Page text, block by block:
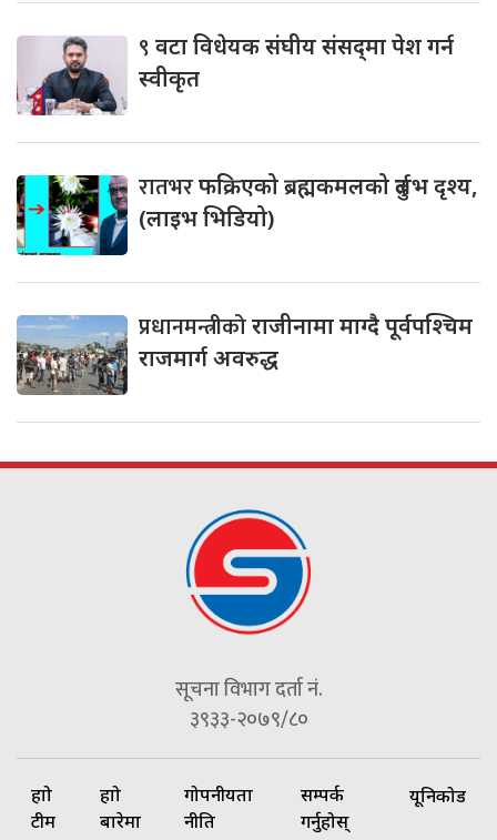
९ वटा विधेयक संघीय संसद्‌मा पेश गर्न
स्वीकृत
रातभरफक्रिएको ब्रह्मकमलको दुर्लभ दृश्य,
(लाइभ भिडियो)
प्रधानमन्त्रीकोराजीनामा माग्दै पूर्वपश्चिम
राजमार्ग अवरुद्ध
सूचना विभाग दर्ता नं.
३९३३-२०७९/८०
हाम्रो
टीम
हाम्रो
बारेमा
गोपनीयता
नीति
सम्पर्क
गर्नुहोस्
यूनिकोड